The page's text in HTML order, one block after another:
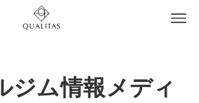
ジム情報メディ